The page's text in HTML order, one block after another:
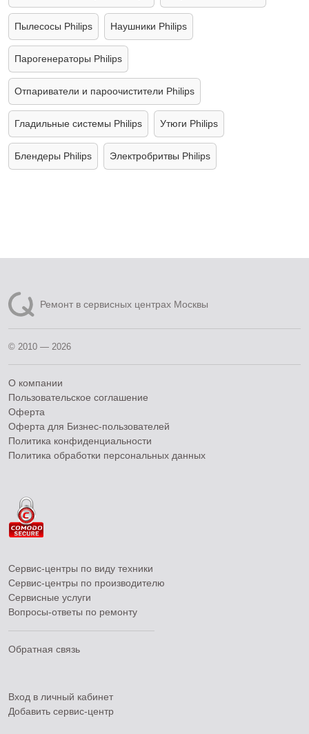
Пылесосы Philips Наушники Philips
Парогенераторы Philips
Отпариватели и пароочистители Philips
Гладильные системы Philips Утюги Philips
Блендеры Philips Электробритвы Philips
Ремонт в сервисных центрах Москвы
© 2010 — 2026
О компании
Пользовательское соглашение
Оферта
Оферта для Бизнес-пользователей
Политика конфиденциальности
Политика обработки персональных данных
Сервис-центры по виду техники
Сервис-центры по производителю
Сервисные услуги
Вопросы-ответы по ремонту
Обратная связь
Вход в личный кабинет
Добавить сервис-центр